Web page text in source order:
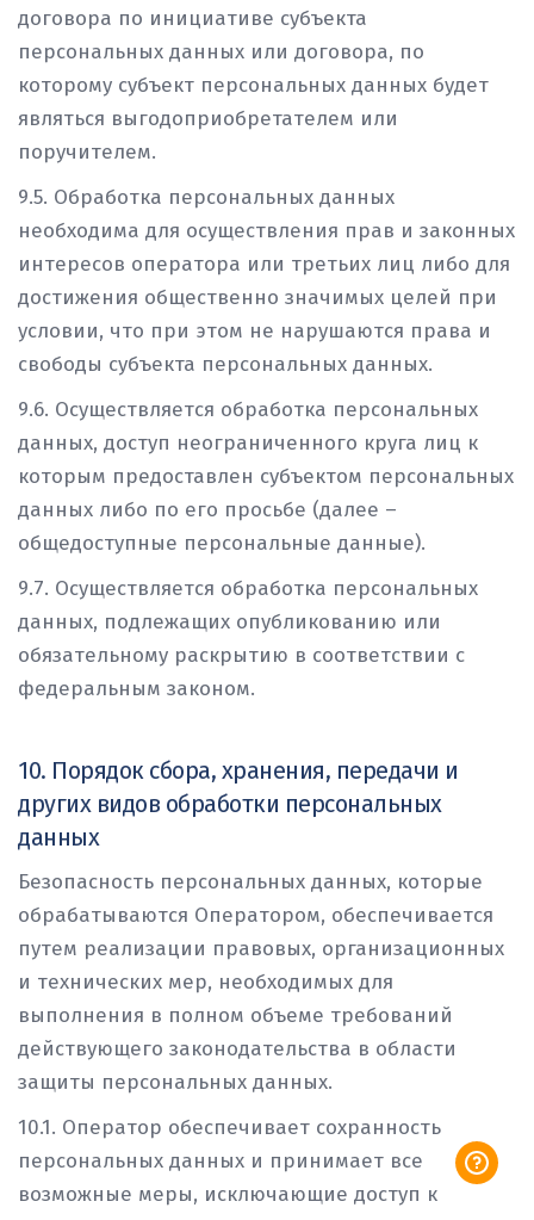
договора по инициативе субъекта
персональных данных или договора, по
которому субъект персональных данных будет
являться выгодоприобретателем или
поручителем.
9.5. Обработка персональных данных
необходима для осуществления прав и законных
интересов оператора или третьих лиц либо для
достижения общественно значимых целей при
условии, что при этом не нарушаются права и
свободы субъекта персональных данных.
9.6. Осуществляется обработка персональных
данных, доступ неограниченного круга лиц к
которым предоставлен субъектом персональных
данных либо по его просьбе (далее –
общедоступные персональные данные).
9.7. Осуществляется обработка персональных
данных, подлежащих опубликованию или
обязательному раскрытию в соответствии с
федеральным законом.
10. Порядок сбора, хранения, передачи и
других видов обработки персональных
данных
Безопасность персональных данных, которые
обрабатываются Оператором, обеспечивается
путем реализации правовых, организационных
и технических мер, необходимых для
выполнения в полном объеме требований
действующего законодательства в области
защиты персональных данных.
10.1. Оператор обеспечивает сохранность
персональных данных и принимает все
возможные меры, исключающие доступ к